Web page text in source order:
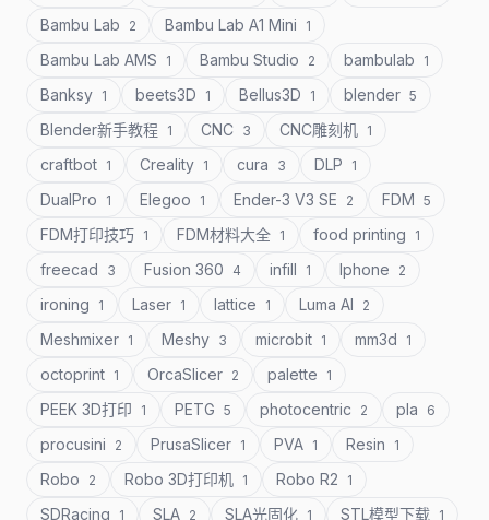
Bambu Lab 2 Bambu Lab A1 Mini 1
Bambu Lab AMS 1 Bambu Studio 2 bambulab 1
Banksy 1 beets3D 1 Bellus3D 1 blender 5
Blender新手教程 1 CNC 3 CNC雕刻机 1
craftbot 1 Creality 1 cura 3 DLP 1
DualPro 1 Elegoo 1 Ender-3 V3 SE 2 FDM 5
FDM打印技巧 1 FDM材料大全 1 food printing 1
freecad 3 Fusion 360 4 infill 1 Iphone 2
ironing 1 Laser 1 lattice 1 Luma AI 2
Meshmixer 1 Meshy 3 microbit 1 mm3d 1
octoprint 1 OrcaSlicer 2 palette 1
PEEK 3D打印 1 PETG 5 photocentric 2 pla 6
procusini 2 PrusaSlicer 1 PVA 1 Resin 1
Robo 2 Robo 3D打印机 1 Robo R2 1
SDRacing 1 SLA 2 SLA光固化 1 STL模型下载 1